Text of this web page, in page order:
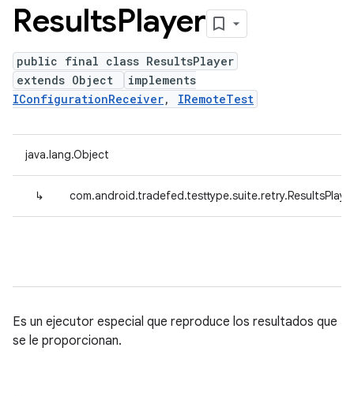
ResultsPlayer
public final class ResultsPlayer
extends Object
implements
IConfigurationReceiver, IRemoteTest
java.lang.Object
↳
Es un ejecutor especial que reproduce los resultados que
se le proporcionan.